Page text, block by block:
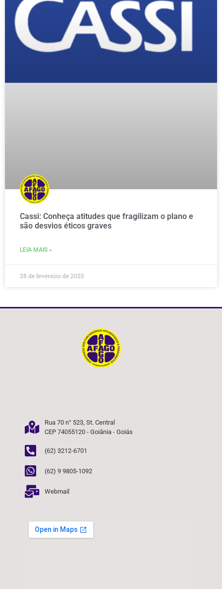
Cassi: Conheça atitudes que fragilizam o plano e
são desvios éticos graves
LEIA MAIS »
28 de fevereiro de 2025
Rua 70 n° 523, St. Central
CEP 74055120 - Goiânia - Goiás
(62) 3212-6701
(62) 9 9805-1092
Webmail